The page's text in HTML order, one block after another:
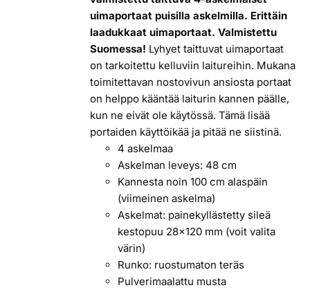
uimaportaat puisilla askelmilla. Erittäin
laadukkaat uimaportaat. Valmistettu
Suomessa! Lyhyet taittuvat uimaportaat
on tarkoitettu kelluviin laitureihin. Mukana
toimitettavan nostovivun ansiosta portaat
on helppo kääntää laiturin kannen päälle,
kun ne eivät ole käytössä. Tämä lisää
portaiden käyttöikää ja pitää ne siistinä.
4 askelmaa
Askelman leveys: 48 cm
Kannesta noin 100 cm alaspäin
(viimeinen askelma)
Askelmat: painekyllästetty sileä
kestopuu 28x120 mm (voit valita
värin)
Runko: ruostumaton teräs
Pulverimaalattu musta